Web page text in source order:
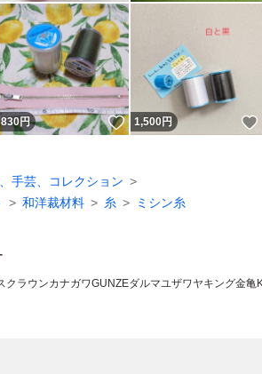
いね！
830円 いいね！
1,500円
手芸、コレクション
和洋裁材料 糸 ミシン糸
クラウンカナガワGUNZEダルマユザワヤキング金亀